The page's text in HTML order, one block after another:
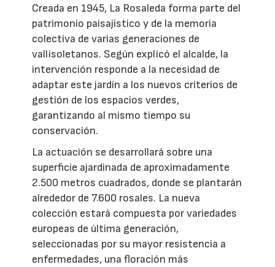
Creada en 1945, La Rosaleda forma parte del
patrimonio paisajístico y de la memoria
colectiva de varias generaciones de
vallisoletanos. Según explicó el alcalde, la
intervención responde a la necesidad de
adaptar este jardín a los nuevos criterios de
gestión de los espacios verdes,
garantizando al mismo tiempo su
conservación.
La actuación se desarrollará sobre una
superficie ajardinada de aproximadamente
2.500 metros cuadrados, donde se plantarán
alrededor de 7.600 rosales. La nueva
colección estará compuesta por variedades
europeas de última generación,
seleccionadas por su mayor resistencia a
enfermedades, una floración más